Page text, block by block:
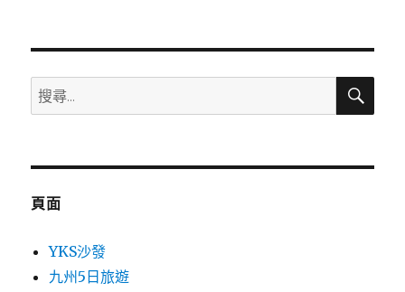
搜
尋
鍵
搜
頁面
YKS沙發
九州5日旅遊